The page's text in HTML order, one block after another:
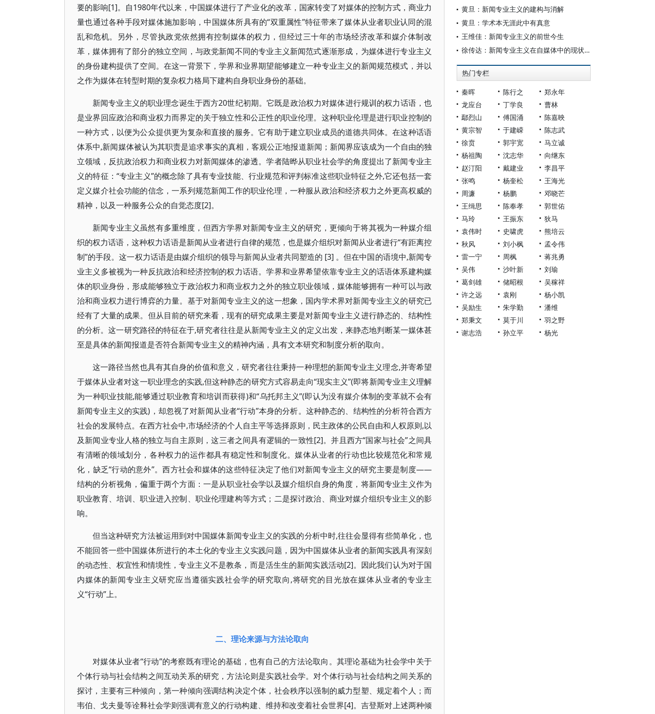
要的影响[1]。自1980年代以来，中国媒体进行了产业化的改革，国家转变了对媒体的控制方式，商业力
量也通过各种手段对媒体施加影响，中国媒体所具有的“双重属性”特征带来了媒体从业者职业认同的混
乱和危机。另外，尽管执政党依然拥有控制媒体的权力，但经过三十年的市场经济改革和媒介体制改
革，媒体拥有了部分的独立空间，与政党新闻不同的专业主义新闻范式逐渐形成，为媒体进行专业主义
的身份建构提供了空间。在这一背景下，学界和业界期望能够建立一种专业主义的新闻规范模式，并以
之作为媒体在转型时期的复杂权力格局下建构自身职业身份的基础。
新闻专业主义的职业理念诞生于西方20世纪初期。它既是政治权力对媒体进行规训的权力话语，也
是业界回应政治和商业权力而界定的关于独立性和公正性的职业伦理。这种职业伦理是进行职业控制的
一种方式，以便为公众提供更为复杂和直接的服务。它有助于建立职业成员的道德共同体。在这种话语
体系中,新闻媒体被认为其职责是追求事实的真相，客观公正地报道新闻；新闻界应该成为一个自由的独
立领域，反抗政治权力和商业权力对新闻媒体的渗透。学者陆晔从职业社会学的角度提出了新闻专业主
义的特征：“专业主义”的概念除了具有专业技能、行业规范和评判标准这些职业特征之外,它还包括一套
定义媒介社会功能的信念，一系列规范新闻工作的职业伦理，一种服从政治和经济权力之外更高权威的
精神，以及一种服务公众的自觉态度[2]。
新闻专业主义虽然有多重维度，但西方学界对新闻专业主义的研究，更倾向于将其视为一种媒介组
织的权力话语，这种权力话语是新闻从业者进行自律的规范，也是媒介组织对新闻从业者进行“有距离控
制”的手段。这一权力话语是由媒介组织的领导与新闻从业者共同塑造的 [3] 。但在中国的语境中,新闻专
业主义多被视为一种反抗政治和经济控制的权力话语。学界和业界希望依靠专业主义的话语体系建构媒
体的职业身份，形成能够独立于政治权力和商业权力之外的独立职业领域，媒体能够拥有一种可以与政
治和商业权力进行博弈的力量。基于对新闻专业主义的这一想象，国内学术界对新闻专业主义的研究已
经有了大量的成果。但从目前的研究来看，现有的研究成果主要是对新闻专业主义进行静态的、结构性
的分析。这一研究路径的特征在于,研究者往往是从新闻专业主义的定义出发，来静态地判断某一媒体甚
至是具体的新闻报道是否符合新闻专业主义的精神内涵，具有文本研究和制度分析的取向。
这一路径当然也具有其自身的价值和意义，研究者往往秉持一种理想的新闻专业主义理念,并寄希望
于媒体从业者对这一职业理念的实践,但这种静态的研究方式容易走向“现实主义”(即将新闻专业主义理解
为一种职业技能,能够通过职业教育和培训而获得)和“乌托邦主义”(即认为没有媒介体制的变革就不会有
新闻专业主义的实践)，却忽视了对新闻从业者“行动”本身的分析。这种静态的、结构性的分析符合西方
社会的发展特点。在西方社会中,市场经济的个人自主平等选择原则，民主政体的公民自由和人权原则,以
及新闻业专业人格的独立与自主原则，这三者之间具有逻辑的一致性[2]。并且西方“国家与社会”之间具
有清晰的领域划分，各种权力的运作都具有稳定性和制度化。媒体从业者的行动也比较规范化和常规
化，缺乏“行动的意外”。西方社会和媒体的这些特征决定了他们对新闻专业主义的研究主要是制度——
结构的分析视角，偏重于两个方面：一是从职业社会学以及媒介组织自身的角度，将新闻专业主义作为
职业教育、培训、职业进入控制、职业伦理建构等方式；二是探讨政治、商业对媒介组织专业主义的影
响。
但当这种研究方法被运用到对中国媒体新闻专业主义的实践的分析中时,往往会显得有些简单化，也
不能回答一些中国媒体所进行的本土化的专业主义实践问题，因为中国媒体从业者的新闻实践具有深刻
的动态性、权宜性和情境性，专业主义不是教条，而是活生生的新闻实践活动[2]。因此我们认为对于国
内媒体的新闻专业主义研究应当遵循实践社会学的研究取向,将研究的目光放在媒体从业者的专业主
义“行动”上。
二、理论来源与方法论取向
对媒体从业者“行动”的考察既有理论的基础，也有自己的方法论取向。其理论基础为社会学中关于
个体行动与社会结构之间互动关系的研究，方法论则是实践社会学。对个体行动与社会结构之间关系的
探讨，主要有三种倾向，第一种倾向强调结构决定个体，社会秩序以强制的威力型塑、规定着个人；而
韦伯、戈夫曼等诠释社会学则强调有意义的行动构建、维持和改变着社会世界[4]。吉登斯对上述两种倾
黄旦：新闻专业主义的建构与消解
黄旦：学术本无涯此中有真意
王维佳：新闻专业主义的前世今生
徐传达：新闻专业主义在自媒体中的现状与未来
热门专栏
秦晖 陈行之
郑永年
龙应台
丁学良
曹林
鄢烈山
傅国涌
陈嘉映
黄宗智
于建嵘
陈志武
徐贲
郭宇宽
马立诚
杨祖陶
沈志华
向继东
赵汀阳
戴建业
李昌平
张鸣
杨奎松
王海光
周濂
杨鹏
邓晓芒
王缉思
陈奉孝
郭世佑
马玲
王振东
狄马
袁伟时
史啸虎
熊培云
秋风
刘小枫
孟令伟
雷一宁
周枫
蒋兆勇
吴伟
沙叶新
刘瑜
葛剑雄
储昭根
吴稼祥
许之远
袁刚
杨小凯
吴励生
朱学勤
潘维
郑秉文
莫于川
羽之野
谢志浩
孙立平 杨光